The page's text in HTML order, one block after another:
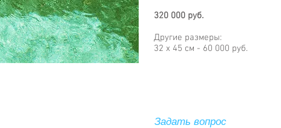
320 000 руб.
Другие размеры:
32 х 45 см - 60 000 руб.
Задать вопрос